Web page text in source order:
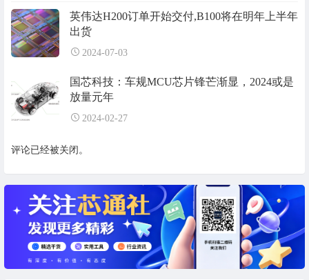
英伟达H200订单开始交付,B100将在明年上半年
出货
2024-07-03
国芯科技：车规MCU芯片锋芒渐显，2024或是
放量元年
2024-02-27
评论已经被关闭。